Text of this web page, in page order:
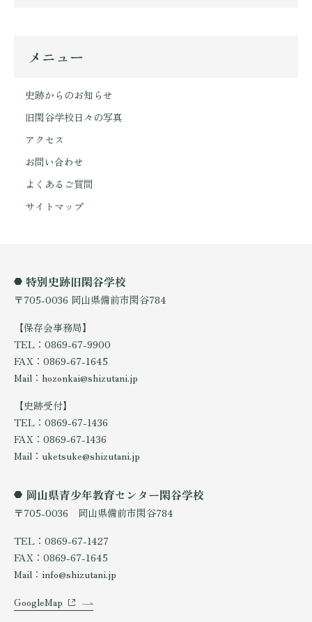
メニュー
史跡からのお知らせ
旧閑谷学校日々の写真
アクセス
お問い合わせ
よくあるご質問
サイトマップ
特別史跡旧閑谷学校
〒705-0036 岡山県備前市閑谷784
【保存会事務局】
TEL：0869-67-9900
FAX：0869-67-1645
Mail：hozonkai@shizutani.jp
【史跡受付】
TEL：0869-67-1436
FAX：0869-67-1436
Mail：uketsuke@shizutani.jp
岡山県青少年教育センター閑谷学校
〒705-0036 岡山県備前市閑谷784
TEL：0869-67-1427
FAX：0869-67-1645
Mail：info@shizutani.jp
GoogleMap